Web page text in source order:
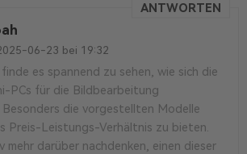
06-23 bei 19:32
ANTWORTEN
finde es spannend zu sehen, wie sich die
PCs für die Bildbearbeitung
die vorgestellten Modelle
Preis-Leistungs-Verhältnis zu bieten.
mehr darüber nachdenken, einen dieser